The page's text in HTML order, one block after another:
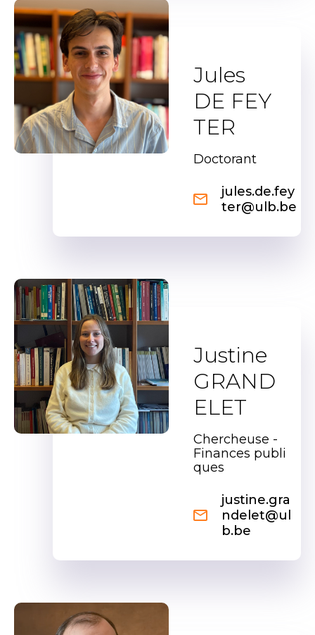
Jules
DE FEY
TER
Doctorant
jules.de.fey
ter@ulb.be
Justine
GRAND
ELET
Chercheuse -
Finances publi
ques
justine.gra
ndelet@ul
b.be